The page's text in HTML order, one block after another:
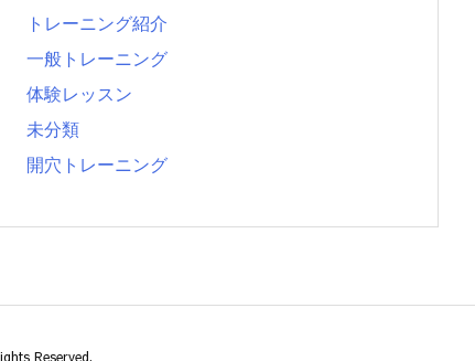
トレーニング紹介
一般トレーニング
体験レッスン
未分類
開穴トレーニング
Reserved.